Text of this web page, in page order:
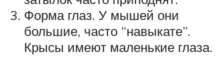
Форма глаз. У мышей они
большие, часто “навыкате”.
Крысы имеют маленькие глаза.